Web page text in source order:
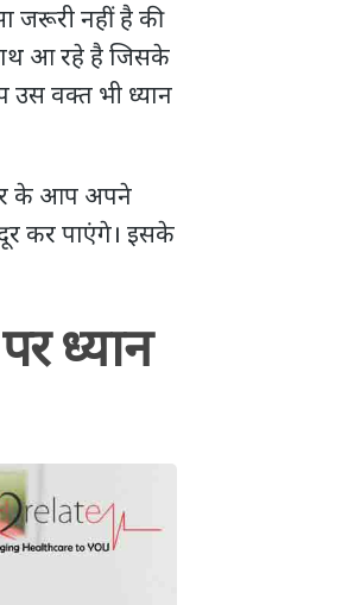
जरूरी नहीं है की
आ रहे है जिसके
वक्त भी ध्यान
के आप अपने
कर पाएंगे। इसके
ध्यान